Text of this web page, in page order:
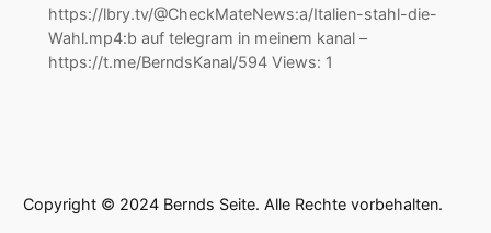
https://lbry.tv/@CheckMateNews:a/Italien-stahl-die-
Wahl.mp4:b auf telegram in meinem kanal –
https://t.me/BerndsKanal/594 Views: 1
Copyright © 2024 Bernds Seite. Alle Rechte vorbehalten.